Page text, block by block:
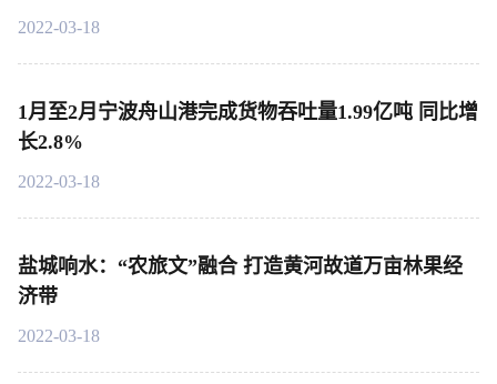
2022-03-18
1月至2月宁波舟山港完成货物吞吐量1.99亿吨 同比增
长2.8%
2022-03-18
盐城响水：“农旅文”融合 打造黄河故道万亩林果经
济带
2022-03-18